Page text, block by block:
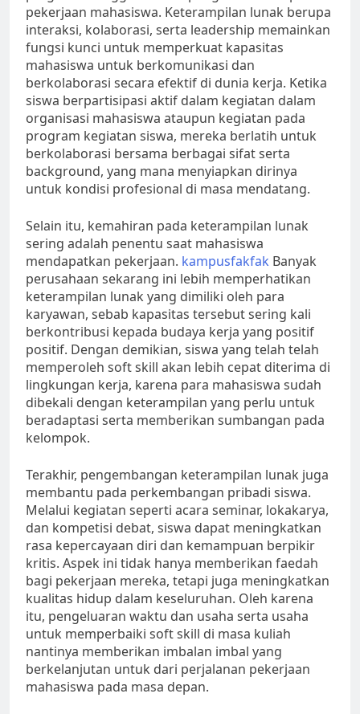
pekerjaan mahasiswa. Keterampilan lunak berupa
interaksi, kolaborasi, serta leadership memainkan
fungsi kunci untuk memperkuat kapasitas
mahasiswa untuk berkomunikasi dan
berkolaborasi secara efektif di dunia kerja. Ketika
siswa berpartisipasi aktif dalam kegiatan dalam
organisasi mahasiswa ataupun kegiatan pada
program kegiatan siswa, mereka berlatih untuk
berkolaborasi bersama berbagai sifat serta
background, yang mana menyiapkan dirinya
untuk kondisi profesional di masa mendatang.
Selain itu, kemahiran pada keterampilan lunak
sering adalah penentu saat mahasiswa
mendapatkan pekerjaan. kampusfakfak Banyak
perusahaan sekarang ini lebih memperhatikan
keterampilan lunak yang dimiliki oleh para
karyawan, sebab kapasitas tersebut sering kali
berkontribusi kepada budaya kerja yang positif
positif. Dengan demikian, siswa yang telah telah
memperoleh soft skill akan lebih cepat diterima di
lingkungan kerja, karena para mahasiswa sudah
dibekali dengan keterampilan yang perlu untuk
beradaptasi serta memberikan sumbangan pada
kelompok.
Terakhir, pengembangan keterampilan lunak juga
membantu pada perkembangan pribadi siswa.
Melalui kegiatan seperti acara seminar, lokakarya,
dan kompetisi debat, siswa dapat meningkatkan
rasa kepercayaan diri dan kemampuan berpikir
kritis. Aspek ini tidak hanya memberikan faedah
bagi pekerjaan mereka, tetapi juga meningkatkan
kualitas hidup dalam keseluruhan. Oleh karena
itu, pengeluaran waktu dan usaha serta usaha
untuk memperbaiki soft skill di masa kuliah
nantinya memberikan imbalan imbal yang
berkelanjutan untuk dari perjalanan pekerjaan
mahasiswa pada masa depan.